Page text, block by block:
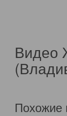
Видео
Похожие